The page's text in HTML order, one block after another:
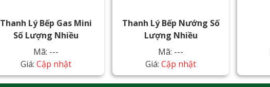
Thanh Lý Bếp Gas Mini
Số Lượng Nhiều
Mã: ---
Giá: Cập nhật
Thanh Lý Bếp Nướng Số
Lượng Nhiều
Mã: ---
Giá:Cập nhật